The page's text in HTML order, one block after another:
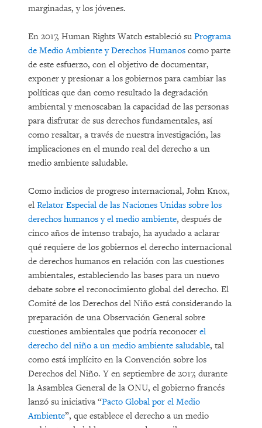
marginadas, y los jóvenes.
En 2017, Human Rights Watch estableció su Programa
de Medio Ambiente y Derechos Humanos como parte
de este esfuerzo, con el objetivo de documentar,
exponer y presionar a los gobiernos para cambiar las
políticas que dan como resultado la degradación
ambiental y menoscaban la capacidad de las personas
para disfrutar de sus derechos fundamentales, así
como resaltar, a través de nuestra investigación, las
implicaciones en el mundo real del derecho a un
medio ambiente saludable.
Como indicios de progreso internacional, John Knox,
el Relator Especial de las Naciones Unidas sobre los
derechos humanos y el medio ambiente, después de
cinco años de intenso trabajo, ha ayudado a aclarar
qué requiere de los gobiernos el derecho internacional
de derechos humanos en relación con las cuestiones
ambientales, estableciendo las bases para un nuevo
debate sobre el reconocimiento global del derecho. El
Comité de los Derechos del Niño está considerando la
preparación de una Observación General sobre
cuestiones ambientales que podría reconocer el
derecho del niño a un medio ambiente saludable, tal
como está implícito en la Convención sobre los
Derechos del Niño. Y en septiembre de 2017, durante
la Asamblea General de la ONU, el gobierno francés
lanzó su iniciativa “Pacto Global por el Medio
Ambiente”, que establece el derecho a un medio